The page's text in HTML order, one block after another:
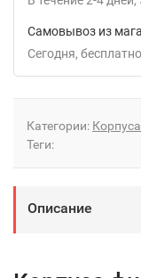
Самовывоз из
Сегодня
Бесплатно
Категории:
Теги:
Описание